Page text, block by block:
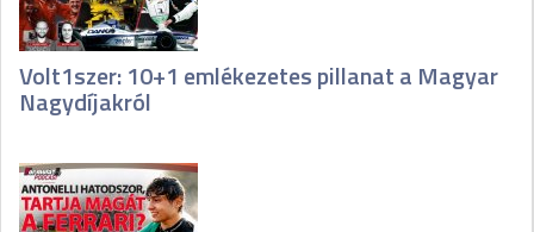
Volt1szer: 10+1 emlékezetes pillanat a Magyar
Nagydíjakról